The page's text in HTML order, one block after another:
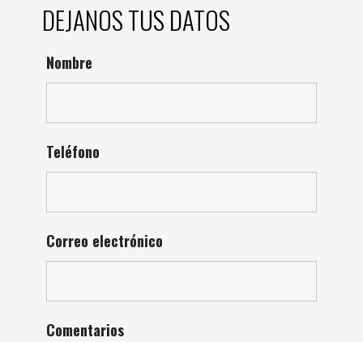
DEJANOS TUS DATOS
Nombre
Teléfono
Correo electrónico
Comentarios